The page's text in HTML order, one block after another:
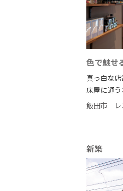
色で魅せ
真っ白な店
床屋に通う
飯田市
新築